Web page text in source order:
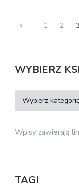
1 2 3
WYBIERZ
Wpisy zawierają
TAGI